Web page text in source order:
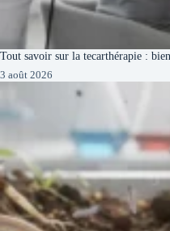
Tout savoir sur la tecarthérapie :
3 août 2026